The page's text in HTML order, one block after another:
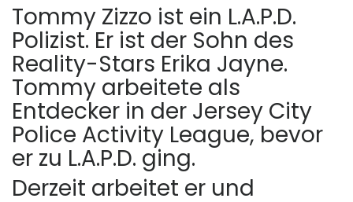
Tommy Zizzo ist ein L.A.P.D.
Polizist. Er ist der Sohn des
Reality-Stars Erika Jayne.
Tommy arbeitete als
Entdecker in der Jersey City
Police Activity League, bevor
er zu L.A.P.D. ging.
Derzeit arbeitet er und